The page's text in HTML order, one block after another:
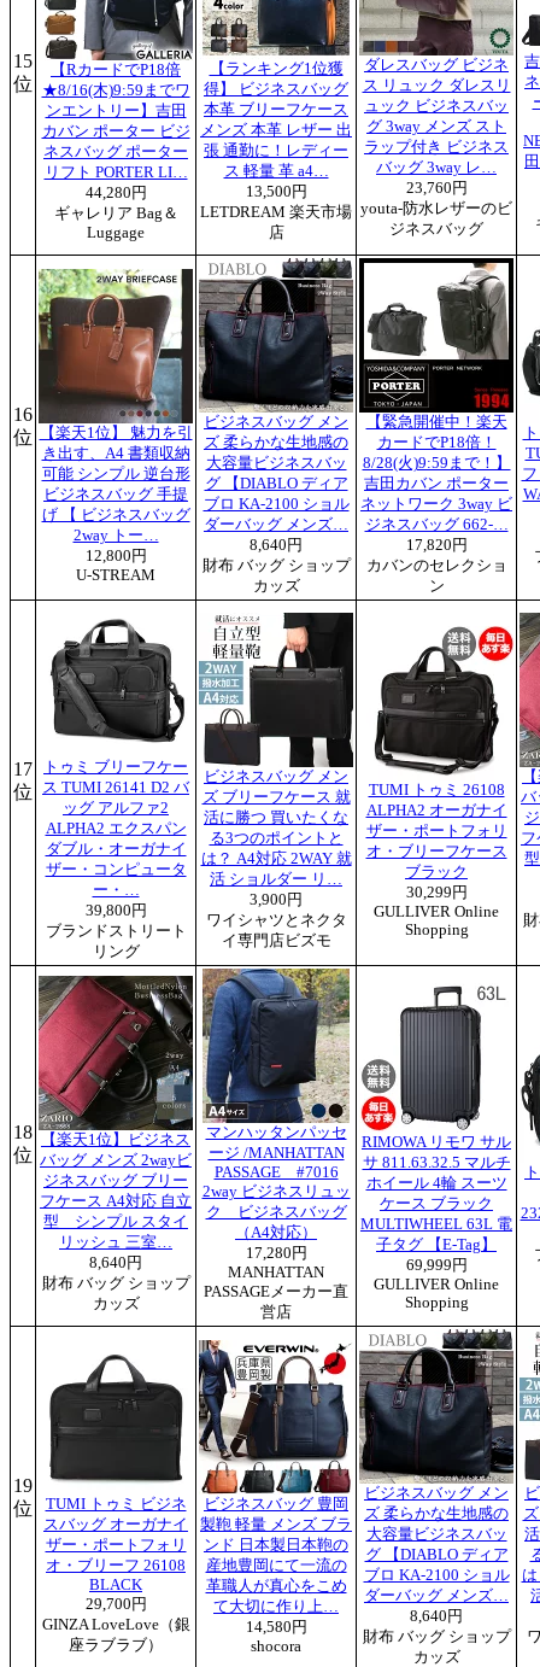
15
位
【RカードでP18倍
★8/16(木)9:59までワ
ンエントリー】吉田
カバン ポーター ビジ
ネスバッグ ポーター
リフト PORTER LI…
44,280円
ギャレリア Bag＆
Luggage
【ランキング1位獲
得】 ビジネスバッグ
本革 ブリーフケース
メンズ 本革 レザー 出
張 通勤に！レディー
ス 軽量 革 a4…
13,500円
LETDREAM 楽天市場
店
ダレスバッグ ビジネ
ス リュック ダレスリ
ュック ビジネスバッ
グ 3way メンズ スト
ラップ付き ビジネス
バッグ 3way レ…
23,760円
youta-防水レザーのビ
ジネスバッグ
16
位
【楽天1位】 魅力を引
き出す、A4 書類収納
可能 シンプル 逆台形
ビジネスバッグ 手提
げ 【 ビジネスバッグ
2way トー…
12,800円
U-STREAM
ビジネスバッグ メン
ズ 柔らかな生地感の
大容量ビジネスバッ
グ 【DIABLO ディア
ブロ KA-2100 ショル
ダーバッグ メンズ…
8,640円
財布 バッグ ショップ
カッズ
【緊急開催中！楽天
カードでP18倍！
8/28(火)9:59まで！】
吉田カバン ポーター
ネットワーク 3way ビ
ジネスバッグ 662-…
17,820円
カバンのセレクショ
ン
17
位
トゥミ ブリーフケー
ス TUMI 26141 D2 バ
ッグ アルファ2
ALPHA2 エクスパン
ダブル・オーガナイ
ザー・コンピュータ
ー・…
39,800円
ブランドストリート
リング
ビジネスバッグ メン
ズ ブリーフケース 就
活に勝つ 買いたくな
る3つのポイントと
は？ A4対応 2WAY 就
活 ショルダー リ…
3,900円
ワイシャツとネクタ
イ専門店ビズモ
TUMI トゥミ 26108
ALPHA2 オーガナイ
ザー・ポートフォリ
オ・ブリーフケース
ブラック
30,299円
GULLIVER Online
Shopping
バ
フ
18
位
【楽天1位】ビジネス
バッグ メンズ 2wayビ
ジネスバッグ ブリー
フケース A4対応 自立
型 シンプル スタイ
リッシュ 三室…
8,640円
財布 バッグ ショップ
カッズ
マンハッタンパッセ
ージ /MANHATTAN
PASSAGE #7016
2way ビジネスリュッ
ク ビジネスバッグ
（A4対応）
17,280円
MANHATTAN
PASSAGEメーカー直
営店
RIMOWA リモワ サル
サ 811.63.32.5 マルチ
ホイール 4輪 スーツ
ケース ブラック
MULTIWHEEL 63L 電
子タグ 【E-Tag】
69,999円
GULLIVER Online
Shopping
19
位
TUMI トゥミ ビジネ
スバッグ オーガナイ
ザー・ポートフォリ
オ・ブリーフ 26108
BLACK
29,700円
GINZA LoveLove（銀
座ラブラブ）
ビジネスバッグ 豊岡
製鞄 軽量 メンズ ブラ
ンド 日本製日本鞄の
産地豊岡にて一流の
革職人が真心をこめ
て大切に作り上…
14,580円
shocora
ビジネスバッグ メン
ズ 柔らかな生地感の
大容量ビジネスバッ
グ 【DIABLO ディア
ブロ KA-2100 ショル
ダーバッグ メンズ…
8,640円
財布 バッグ ショップ
カッズ